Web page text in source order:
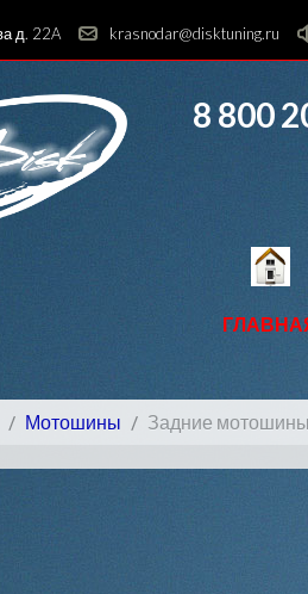
д. 22A krasnodar@disktuning.ru
8 800
Мотошины Задние мотошины